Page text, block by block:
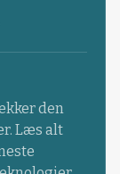
den
Læs alt